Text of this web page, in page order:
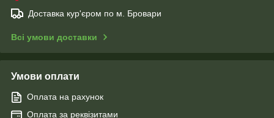
Доставка кур'єром по м. Бровари
Всі умови доставки
Умови оплати
Оплата на рахунок
Оплата за реквізитами